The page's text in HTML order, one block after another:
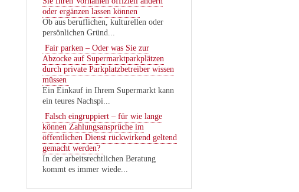
oder ergänzen lassen können
Ob aus beruflichen, kulturellen oder
persönlichen Gründ...
Fair parken – Oder was Sie zur
Abzocke auf Supermarktparkplätzen
durch private Parkplatzbetreiber wissen
müssen
Ein Einkauf in Ihrem Supermarkt kann
ein teures Nachspi...
Falsch eingruppiert – für wie lange
können Zahlungsansprüche im
öffentlichen Dienst rückwirkend geltend
gemacht werden?
In der arbeitsrechtlichen Beratung
kommt es immer wiede...